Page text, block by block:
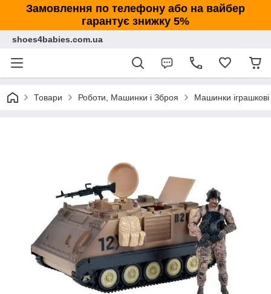
Замовлення по телефону або на вайбер
гарантує знижку 5%
shoes4babies.com.ua
Товари Роботи, Машинки і Зброя Машинки іграшкові